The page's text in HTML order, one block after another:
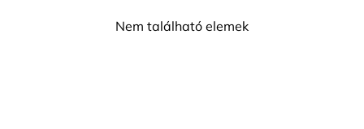
Nem található elemek